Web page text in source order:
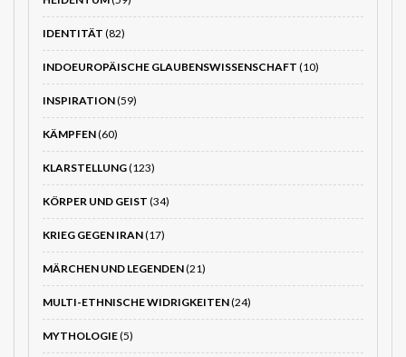
IDENTITÄT (82)
INDOEUROPÄISCHE GLAUBENSWISSENSCHAFT (10)
INSPIRATION(59)
KÄMPFEN(60)
KLARSTELLUNG(123)
KÖRPER UND GEIST (34)
KRIEG GEGEN IRAN(17)
MÄRCHEN UND LEGENDEN(21)
MULTI-ETHNISCHE WIDRIGKEITEN(24)
MYTHOLOGIE(5)